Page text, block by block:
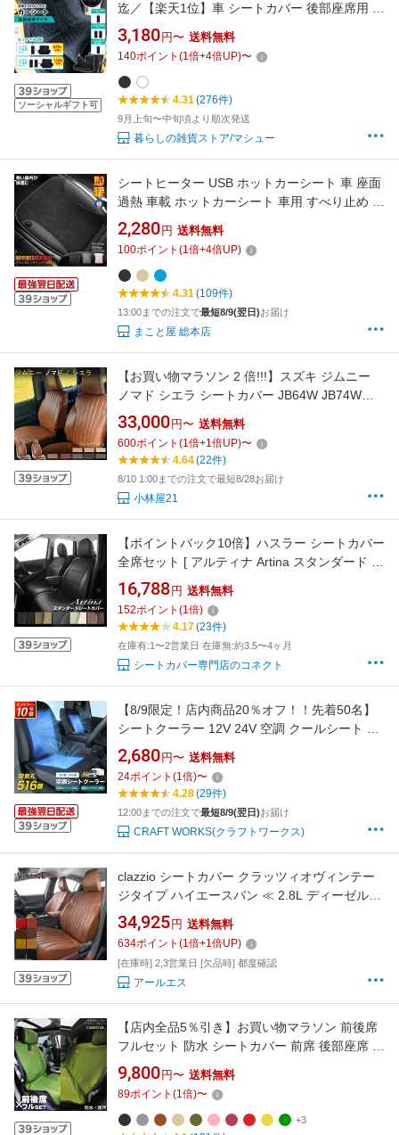
ソーシャルギフト可
迄／【楽天1位】車 シートカバー 後部座席用 カ
ーシート チャイルドシート ISOFIX対応 保護マ
ット チャック付き 子ども ペット カーシートカ
バー 防水 撥水 かけるだけ 肘置き 汚れ防止 車
用 かぶせる キルティング 軽自動車 犬
3,180 円〜 送料無料
140ポイント (1倍+4倍UP)〜
4.31(276件)
9月上旬〜中旬頃より順次発送
暮らしの雑貨ストア/マシュー
シートヒーター USB ホットカーシート 車 座面
過熱 車載 ホットカーシート 車用 すべり止め 2
段階温度設定 デスク 座布団 チェア 便利 おしゃ
れ 温かい 送料無料 SODEDAN
2,280 円 送料無料
100ポイント (1倍+4倍UP)
4.31(109件)
13:00までの注文で最短8/9(翌日)お届け
まこと屋 総本店
【お買い物マラソン 2 倍!!!】スズキ ジムニー
ノマド シエラ シートカバー JB64W JB74W
JC74W 専用アクセサリー レザー 高品質 防水
レトロキャメル
33,000 円〜 送料無料
600ポイント (1倍+1倍UP)〜
4.64(22件)
8/10 1:00までの注文で最短8/28お届け
小林屋21
【ポイントバック10倍】ハスラー シートカバー
全席セット [ アルティナ Artina スタンダード ]
シート・カバー 車 車用品 カー用品 内装パーツ
釣り ペット 防水
16,788 円 送料無料
152ポイント (1倍)
4.17(23件)
在庫有:1〜2営業日 在庫無:約3.5〜4ヶ月
シートカバー専門店のコネクト
【8/9限定！店内商品20％オフ！！先着50名】
シートクーラー 12V 24V 空調 クールシート シ
ートカバー 涼しい 車用 メッシュ クール エアー
カーシート 送風 冷却 ファン付き 2段階風量 ク
ーラーシート 汎用 通気性 抜群 滑り止め 暑さ対
策 自動車 運転席 助手席
2,680 円〜 送料無料
24ポイント (1倍)〜
4.28(29件)
12:00までの注文で最短8/9(翌日)お届け
CRAFT WORKS(クラフトワークス)
clazzio シートカバー クラッツィオヴィンテー
ジタイプ ハイエースバン ≪ 2.8L ディーゼル車
ナローボディ ≫ 型式 GDH201/GDH206 年式
R8/2/2- ※年式注意 グレード S-GL/S-GLダーク
プライム2 アースカラーパック可 ≪ 1列目シー
トヒーター標準装備車 ≫※ガソリン車不可
34,925 円 送料無料
634ポイント (1倍+1倍UP)
[在庫時] 2,3営業日 [欠品時] 都度確認
アールエス
【店内全品5％引き】お買い物マラソン 前後席
フルセット 防水 シートカバー 前席 後部座席 ト
ランク用 カーキ カナロア ウェットスーツ素材
かわいい ペット ドッグ アウトドア 汎用 車 洗
える 布 カー シート カバー 車 内装パーツの
CARESTAR ケアスター
9,800 円〜 送料無料
89ポイント (1倍)〜
+3